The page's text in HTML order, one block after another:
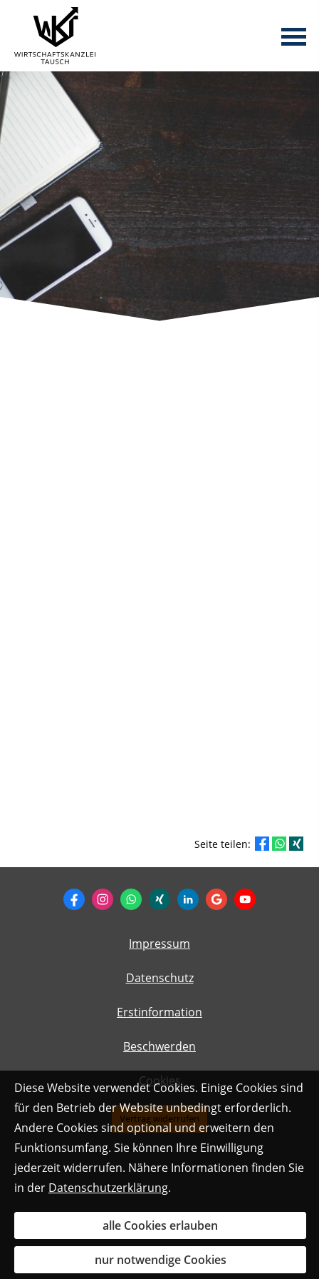
Seite teilen:
Impressum
Datenschutz
Erstinformation
Beschwerden
Cookies
Vertrag widerrufen
Diese Website verwendet Cookies. Einige Cookies sind
für den Betrieb der Website unbedingt erforderlich.
Andere Cookies sind optional und erweitern den
Funktionsumfang. Sie können Ihre Einwilligung
jederzeit widerrufen. Nähere Informationen finden Sie
in der Datenschutzerklärung.
alle Cookies erlauben
nur notwendige Cookies